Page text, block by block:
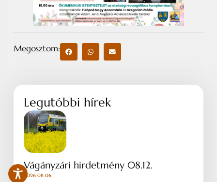
Megosztom:
Legutóbbi hírek
Vágányzári hirdetmény 08.12.
2026-08-06